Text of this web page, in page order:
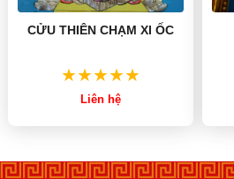
CỬU THIÊN CHẠM XI ỐC
Liên hệ